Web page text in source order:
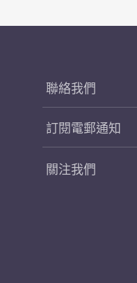
聯絡我們
訂閱電郵通知
關注我們